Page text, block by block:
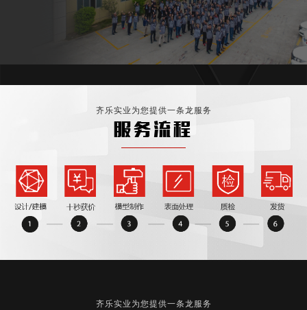
齐乐实业为您提供一条龙服务
服务流程
齐乐实业为您提供一条龙服务